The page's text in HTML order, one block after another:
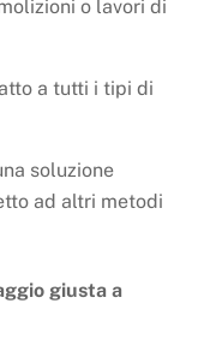
o lavori di
a tutti i tipi di
soluzione
ad altri metodi
giusta a